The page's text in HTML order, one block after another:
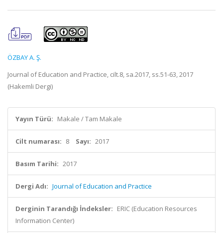
ÖZBAY A. Ş.
Journal of Education and Practice, cilt.8, sa.2017, ss.51-63, 2017
(Hakemli Dergi)
Yayın Türü: Makale / Tam Makale
Cilt numarası: 8 Sayı: 2017
Basım Tarihi: 2017
Dergi Adı: Journal of Education and Practice
Derginin Tarandığı İndeksler: ERIC (Education Resources
Information Center)